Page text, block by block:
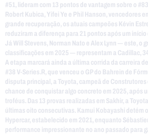
#51, lideram com 13 pontos de vantagem sobre o
Robert Kubica, Yifei Ye e Phil Hanson, vencedores
grande recuperação, os atuais campeões Kévin
reduziram a diferença para 21 pontos após um
Já Will Stevens, Norman Nato e Alex Lynn — este, o
classificações em 2025 — representam a Cadillac,
A etapa marcará ainda a última corrida da carreira
#38 V-Series.R, que venceu o GP do Bahrein de
disputa principal, a Toyota, campeã de
chance de conquistar algo concreto em 2025, após
troféus. Das 13 provas realizadas em Sakhir, a
últimas oito consecutivas. Kamui Kobayashi detém
Hypercar, estabelecido em 2021, enquanto
performance impressionante no ano passado para